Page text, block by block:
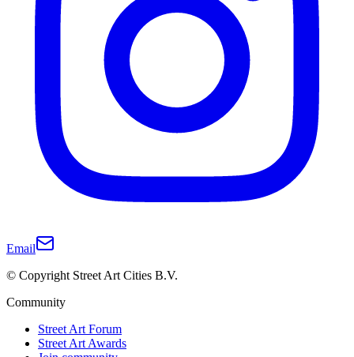
Email
© Copyright Street Art Cities B.V.
Community
Street Art Forum
Street Art Awards